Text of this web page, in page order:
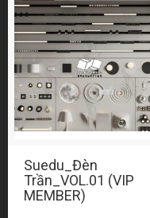
Suedu_Đèn
Trần_VOL.01 (VIP
MEMBER)